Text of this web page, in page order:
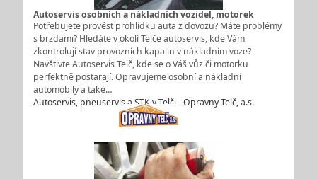
Autoservis osobních a nákladních vozidel, motorek
Potřebujete provést prohlídku auta z dovozu? Máte problémy
s brzdami? Hledáte v okolí Telče autoservis, kde Vám
zkontrolují stav provozních kapalin v nákladním voze?
Navštivte Autoservis Telč, kde se o Váš vůz či motorku
perfektně postarají. Opravujeme osobní a nákladní
automobily a také…
Autoservis, pneuservis a STK v Telči - Opravny Telč, a.s.